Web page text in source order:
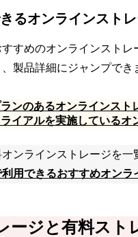
るオンラインスト
すめのオンラインスト
製品詳細にジャンプでき
ンのあるオンラインスト
イアルを実施しているオ
ンラインストレージを一
利用できるおすすめオン
ージと有料スト